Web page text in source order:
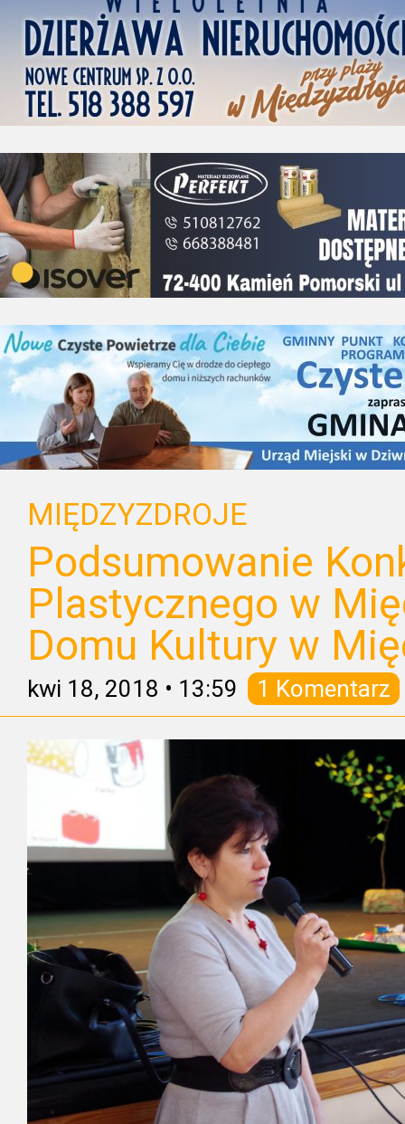
MIĘDZYZDROJE
Podsumowanie
Plastycznego w
Domu Kultury w
kwi 18, 2018 • 13:59 1 Komentarz